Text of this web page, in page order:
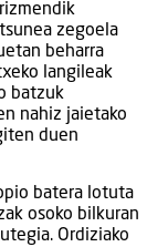
zegoela
beharra
langileak
batzuk
nahiz jaietako
duen
batera lotuta
osoko bilkuran
Ordiziako